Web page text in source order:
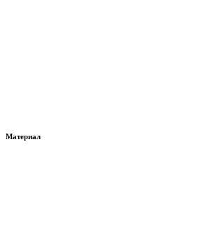
Материал